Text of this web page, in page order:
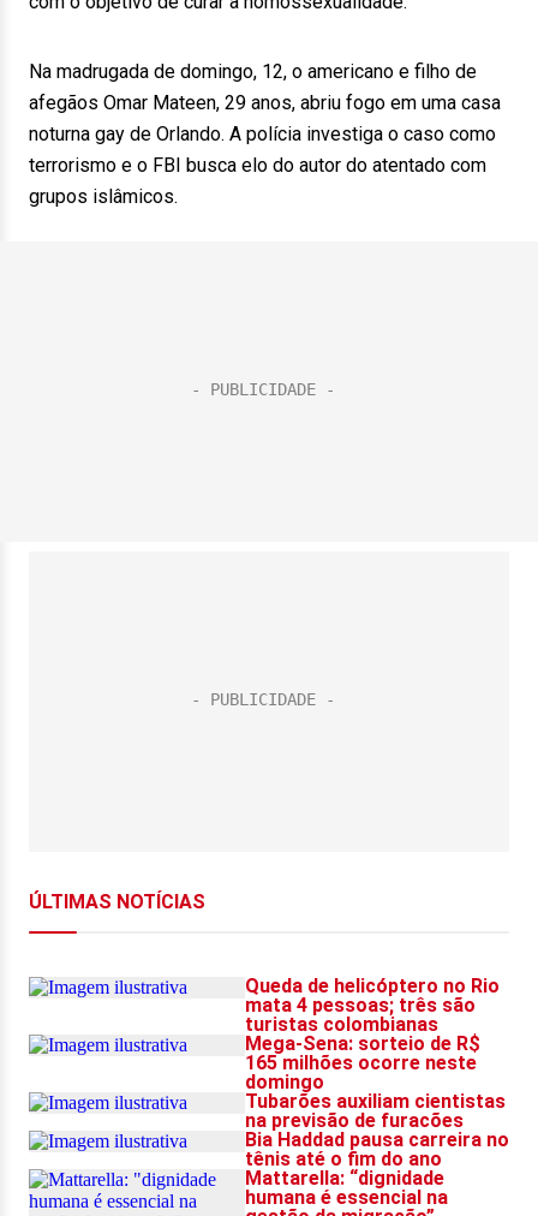
Na madrugada de domingo, 12, o americano e filho de
afegãos Omar Mateen, 29 anos, abriu fogo em uma casa
noturna gay de Orlando. A polícia investiga o caso como
terrorismo e o FBI busca elo do autor do atentado com
grupos islâmicos.